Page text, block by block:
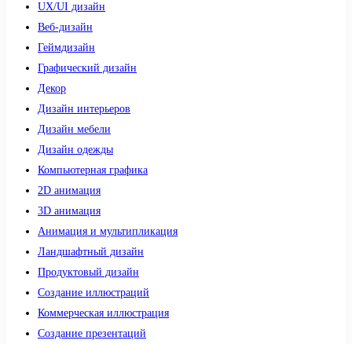
UX/UI дизайн
Веб-дизайн
Геймдизайн
Графический дизайн
Декор
Дизайн интерьеров
Дизайн мебели
Дизайн одежды
Компьютерная графика
2D анимация
3D анимация
Анимация и мультипликация
Ландшафтный дизайн
Продуктовый дизайн
Создание иллюстраций
Коммерческая иллюстрация
Создание презентаций